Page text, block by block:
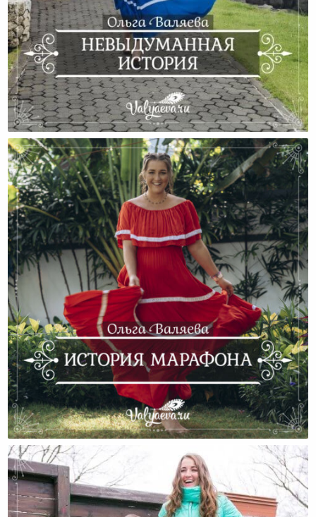
Невыдуманная История
История Марафона